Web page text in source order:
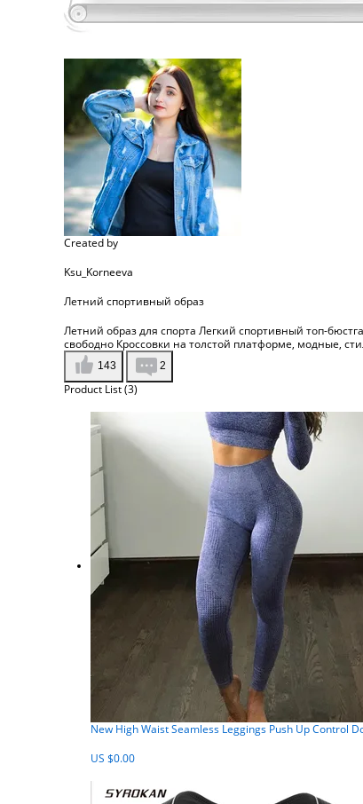
Created by
Ksu_Korneeva
Летний спортивный образ
Летний образ для спорта Легкий спортивный топ-
свободно Кроссовки на толстой платформе, модные,
143 2
Product List (3)
New High Waist Seamless Leggings Push Up Control
US $0.00